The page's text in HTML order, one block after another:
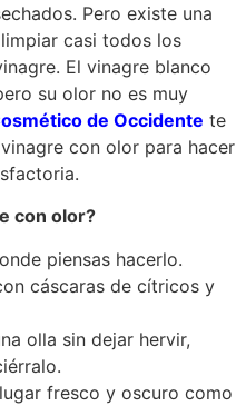
Pero existe una
casi todos los
El vinagre blanco
su olor no es muy
de Occidente te
con olor para hacer
con olor?
piensas hacerlo.
cáscaras de cítricos y
olla sin dejar hervir,
fresco y oscuro como